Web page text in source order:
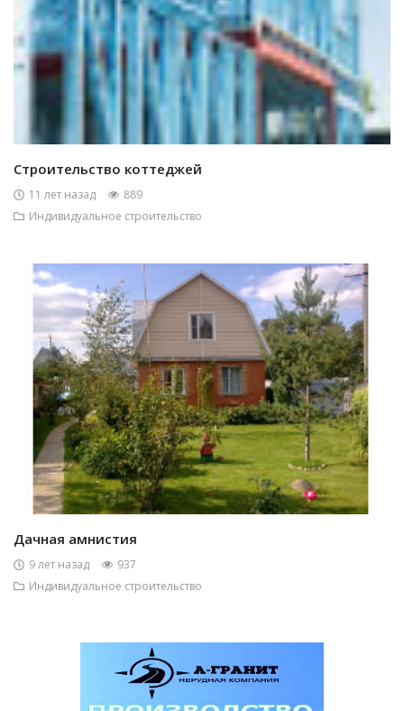
Строительство коттеджей
11 лет назад
889
Индивидуальное строительство
Дачная амнистия
9 лет назад
937
Индивидуальное строительство